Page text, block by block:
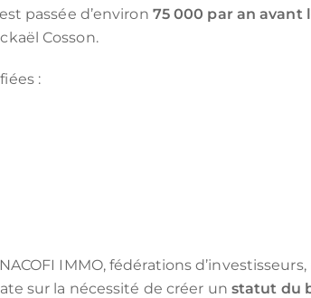
passée d’environ 75 000 par an avant
Cosson.
:
IMMO, fédérations
sur la nécessité de créer un statut du